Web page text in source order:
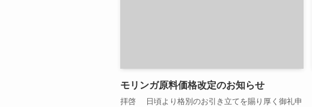
モリンガ原料価格改定のお知らせ
拝啓 日頃より格別のお引き立てを賜り厚く御礼申